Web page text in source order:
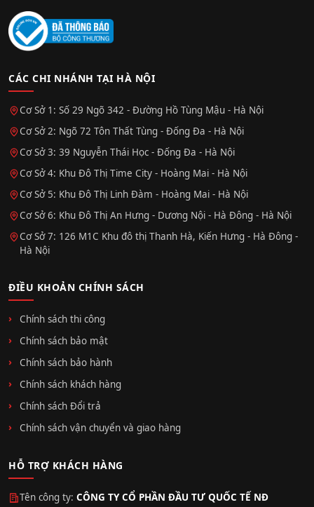
CÁC CHI NHÁNH TẠI HÀ NỘI
Cơ Sở 1: Số 29 Ngõ 342 - Đường Hồ Tùng Mậu - Hà Nội
Cơ Sở 2: Ngõ 72 Tôn Thất Tùng - Đống Đa - Hà Nội
Cơ Sở 3: 39 Nguyễn Thái Học - Đống Đa - Hà Nội
Cơ Sở 4: Khu Đô Thị Time City - Hoàng Mai - Hà Nội
Cơ Sở 5: Khu Đô Thị Linh Đàm - Hoàng Mai - Hà Nội
Cơ Sở 6: Khu Đô Thị An Hưng - Dương Nội - Hà Đông - Hà Nội
Cơ Sở 7: 126 M1C Khu đô thị Thanh Hà, Kiến Hưng - Hà Đông -
Hà Nội
ĐIỀU KHOẢN CHÍNH SÁCH
Chính sách thi công
Chính sách bảo mật
Chính sách bảo hành
Chính sách khách hàng
Chính sách Đổi trả
Chính sách vận chuyển và giao hàng
HỖ TRỢ KHÁCH HÀNG
Tên công ty: CÔNG TY CỔ PHẦN ĐẦU TƯ QUỐC TẾ NĐ